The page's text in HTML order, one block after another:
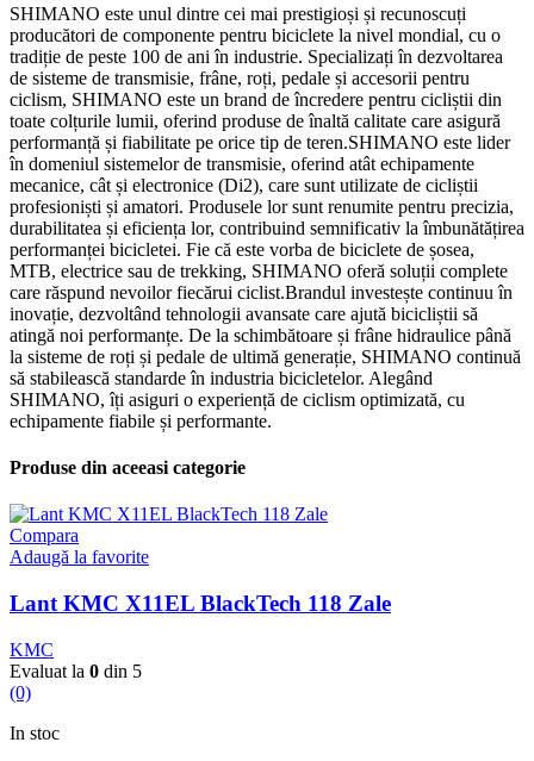
SHIMANO este unul dintre cei mai prestigioși și recunoscuți
producători de componente pentru biciclete la nivel mondial, cu o
tradiție de peste 100 de ani în industrie. Specializați în dezvoltarea
de sisteme de transmisie, frâne, roți, pedale și accesorii pentru
ciclism, SHIMANO este un brand de încredere pentru cicliștii din
toate colțurile lumii, oferind produse de înaltă calitate care asigură
performanță și fiabilitate pe orice tip de teren.SHIMANO este lider
în domeniul sistemelor de transmisie, oferind atât echipamente
mecanice, cât și electronice (Di2), care sunt utilizate de cicliștii
profesioniști și amatori. Produsele lor sunt renumite pentru precizia,
durabilitatea și eficiența lor, contribuind semnificativ la îmbunătățirea
performanței bicicletei. Fie că este vorba de biciclete de șosea,
MTB, electrice sau de trekking, SHIMANO oferă soluții complete
care răspund nevoilor fiecărui ciclist.Brandul investește continuu în
inovație, dezvoltând tehnologii avansate care ajută bicicliștii să
atingă noi performanțe. De la schimbătoare și frâne hidraulice până
la sisteme de roți și pedale de ultimă generație, SHIMANO continuă
să stabilească standarde în industria bicicletelor. Alegând
SHIMANO, îți asiguri o experiență de ciclism optimizată, cu
echipamente fiabile și performante.
Produse din aceeasi categorie
Compara
Adaugă la favorite
Lant KMC X11EL BlackTech 118 Zale
KMC
Evaluat la 0 din 5
(0)
In stoc